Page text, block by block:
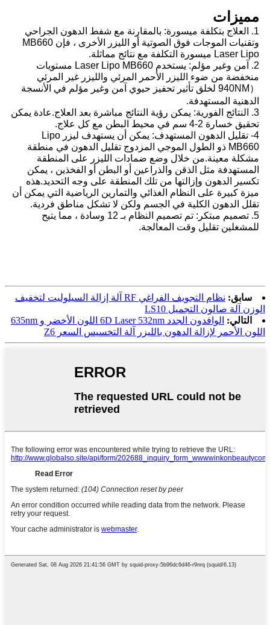
مميزات
1. العلاج بتكلفة ميسورة: بالمقارنة مع شفط الدهون الجراحي
وتقنيات الموجات فوق الصوتية أو الليزر الأخرى ، فإن MB660
Laser Lipo ميسورة التكلفة مع نتائج مماثلة.
2. آمن وغير مؤلم: يستخدم Laser Lipo MB660 مستويات
منخفضة من ضوء الليزر الأحمر المرئي والليزر غير المرئي
（940NM لخلق تأثير تحفيز حيوي آمن وغير مؤلم في الأنسجة
الدهنية المستهدفة.
3. النتائج الفورية: يمكن رؤية النتائج مباشرة بعد العلاج.عادة يمكن
تحقيق خسارة 2-4 سم في محيط البطن مع كل علاج.
4- تقليل الدهون المستهدف: يمكن أن يستهدف ليزر Lipo
MB660 ذو الطول الموجي المزدوج تقليل الدهون في منطقة
مشكلة معينة.من خلال وضع ضمادات الليزر على المنطقة
المستهدفة مثل الذقن والذراعين أو البطن أو الفخذين ، يمكن
تكسير الدهون وإزالتها من تلك المنطقة على وجه التحديد.هذه
ميزة كبيرة على النظام الغذائي والتمارين الرياضية التي يمكن أن
تقلل الدهون الكلية في الجسم ولكن لا تشكل مناطق فردية.
5. تصميم مبتكر: تم تصميم النظام بـ 12 وسادة ، مما يتيح
للمشغلين تقليل وقت المعالجة.
سابق:
نظام التجويف الفراغي RF آلة إزالة السيلوليت لتخفيف
الوزن آلة صالون التجميل LS10
التالي:
الوافدون الجدد 6D Laser 532nm اللون الأخضر و 635nm
اللون الأحمر لإزالة الدهون بالليزر آلة التخسيس السعر Z6